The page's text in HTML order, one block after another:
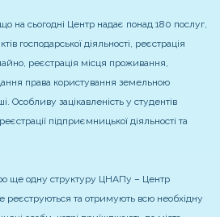
на сьогодні Центр надає понад 180 послуг,
господарської діяльності, реєстрація
реєстрація місця проживання,
права користування земельною
Особливу зацікавленість у студентів
підприємницької діяльності та
ще одну структуру ЦНАПу – Центр
реєструються та отримують всю необхідну